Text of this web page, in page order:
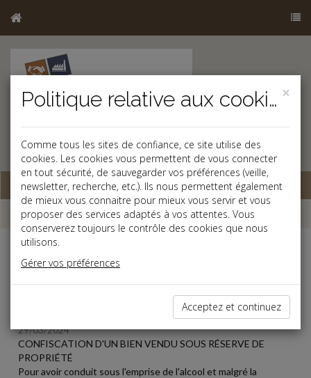
Base documentaire
Dépêches
Liste des dernières dépêches
29/03/2024
CONFISCATION D'UN BIEN VENDU SOUS RÉSERVE DE
PROPRIÉTÉ
Pour avoir conduit sous l'emprise de l'alcool et malgré la
×
Politique relative aux cookies
Comme tous les sites de confiance, ce site utilise des
cookies. Les cookies vous permettent de vous connecter
en tout sécurité, de sauvegarder vos préférences (veille,
newsletter, recherche, etc.). Ils nous permettent également
de mieux vous connaitre pour mieux vous servir et vous
proposer des services adaptés à vos attentes. Vous
conserverez toujours le contrôle des cookies que nous
utilisons.
Gérer vos préférences
Acceptez et continuez